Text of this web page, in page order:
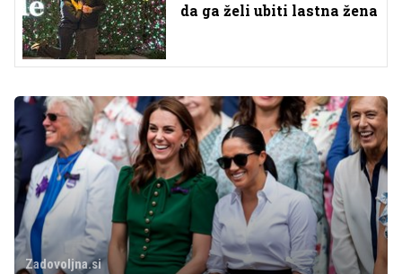
da ga želi ubiti lastna žena
Zadovoljna.si